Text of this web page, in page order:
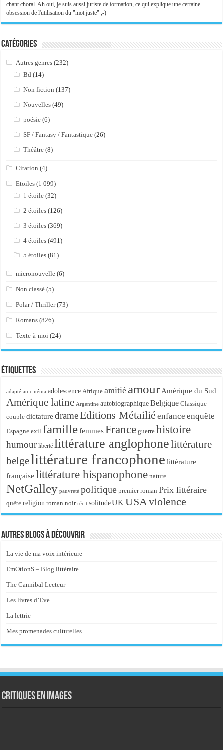
chant choral. Ah oui, je suis aussi juriste de formation, ce qui explique une certaine
obsession de l'utilisation du "mot juste" ;-)
Catégories
Autres genres (232)
Bd (14)
Non fiction (137)
Nouvelles (49)
poésie (6)
SF / Fantasy / Fantastique (26)
Théâtre (8)
Citation (4)
Etoiles (1 099)
1 étoile (32)
2 étoiles (126)
3 étoiles (369)
4 étoiles (491)
5 étoiles (81)
micronouvelle (6)
Non classé (5)
Polar / Thriller(73)
Romans (826)
Texte-à-moi (24)
Étiquettes
adapté au cinéma adolescence Afrique amitié amour Amérique du Sud
Amérique latine Argentine autobiographique Belgique Classique
couple dictature drameEditions Métailié enfance enquête
Espagne exil famille femmes France guerre histoire
humour liberté littérature anglophonelittérature
belgelittérature francophone littérature
française littérature hispanophone nature
NetGalley pauvreté politique premier roman Prix littéraire
quête religion roman noir récit solitude UK USA violence
Autres blogs à découvrir
La vie de ma voix intérieure
EmOtionS – Blog littéraire
The Cannibal Lecteur
Les livres d’Eve
La lettrie
Mes promenades culturelles
Critiques en images